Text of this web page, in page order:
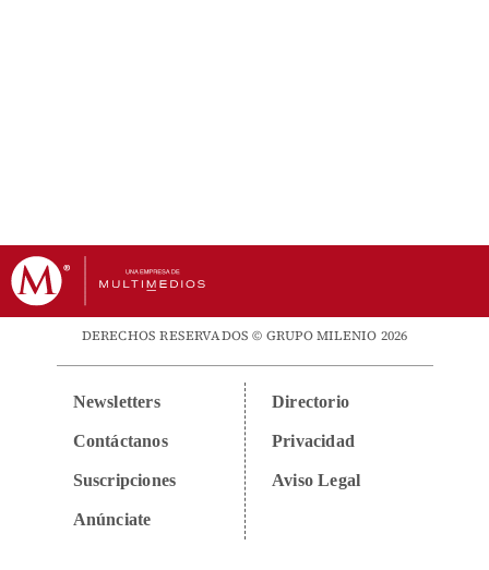
DERECHOS RESERVADOS © GRUPO MILENIO 2026
Newsletters
Contáctanos
Suscripciones
Anúnciate
Directorio
Privacidad
Aviso Legal